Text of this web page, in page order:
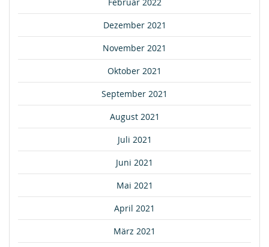
Dezember 2021
November 2021
Oktober 2021
September 2021
August 2021
Juli 2021
Juni 2021
Mai 2021
April 2021
März 2021